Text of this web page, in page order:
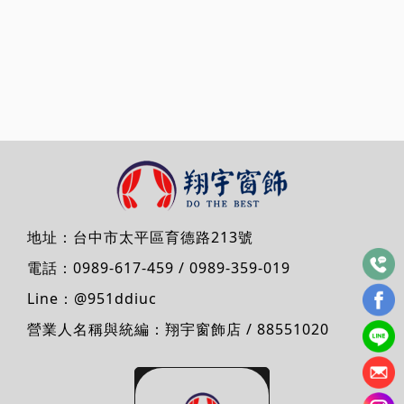
地址： 台中市太平區育德路213號
電話： 0989-617-459 / 0989-359-019
Line： @951ddiuc
營業人名稱與統編：翔宇窗飾店 / 88551020